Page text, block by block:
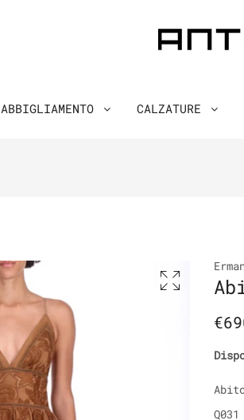
ABBIGLIAMENTO CALZATURE